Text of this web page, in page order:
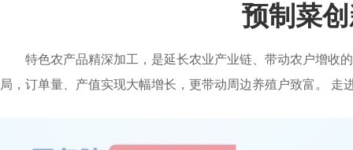
预制菜
特色农产品精深加工，是延长农业产业链、带动农户增收
局，订单量、产值实现大幅增长，更带动周边养殖户致富。 走